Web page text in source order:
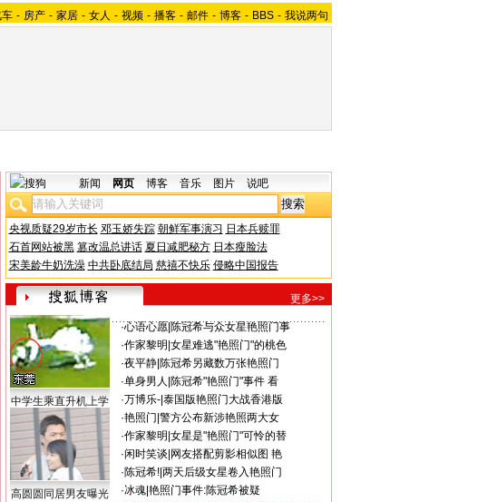
- 房产 - 家居 - 女人 - 视频 - 播客 - 邮件 - 博客 - BBS - 我说两句
新闻 网页 博客 音乐 图片 说吧
央视质疑29岁市长 邓玉娇失踪 朝鲜军事演习 日本兵赎罪
石首网站被黑 篡改温总讲话 夏日减肥秘方 日本瘦脸法
宋美龄牛奶洗澡 中共卧底结局 慈禧不快乐 侵略中国报告
更多>>
中学生乘直升机上学
高圆圆同居男友曝光
·心语心愿| 陈冠希与众女星艳照门事
·作家黎明 女星难逃"艳照门"的桃色
·夜平静| 陈冠希另藏数万张艳照门
·单身男人 陈冠希"艳照门"事件 看
·万博乐-| 泰国版艳照门大战香港版
·艳照门 警方公布新涉艳照两大女
·作家黎明 女星是"艳照门"可怜的替
·闲时笑谈 网友搭配剪影相似图 艳
·陈冠希!| 两天后级女星卷入艳照门
·冰魂| 艳照门事件:陈冠希被疑